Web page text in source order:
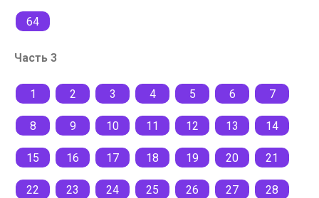
64
Часть 3
1 2 3 4 5 6 7
8 9 10 11 12 13 14
15 16 17 18 19 20 21
22 23 24 25 26 27 28